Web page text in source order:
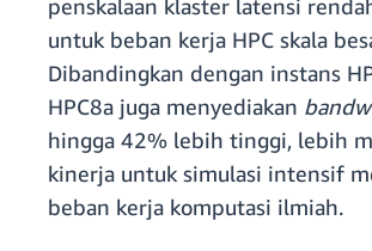
penskalaan klaster latensi
untuk beban kerja HPC skala
Dibandingkan dengan instans
HPC8a juga menyediakan
hingga 42% lebih tinggi, lebih
kinerja untuk simulasi intensif
beban kerja komputasi ilmiah.